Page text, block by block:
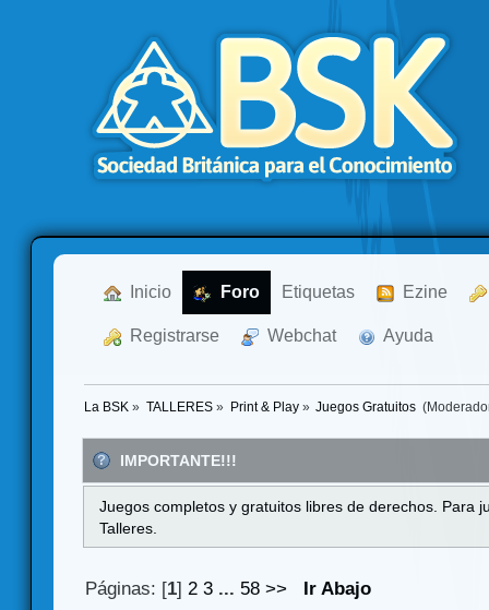
Inicio Foro Etiquetas Ezine
Registrarse Webchat Ayuda
La BSK » TALLERES» Print & Play» Juegos Gratuitos
IMPORTANTE!!!
Juegos completos y gratuitos libres de derechos. Para
Talleres.
Páginas: [1] 2 3 ... 58 >>
Ir Abajo